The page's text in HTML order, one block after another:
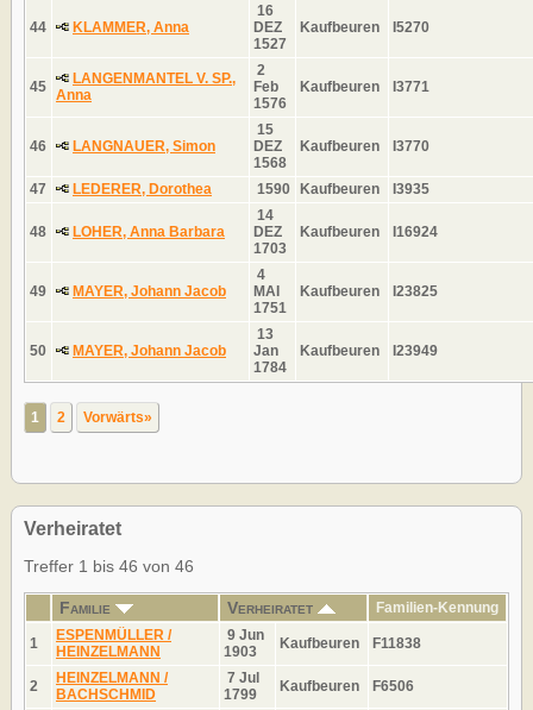
44 KLAMMER, Anna
16
DEZ
1527
Kaufbeuren I5270
45
LANGENMANTEL V. SP.,
Anna
2
Feb
1576
Kaufbeuren I3771
46 LANGNAUER, Simon
15
DEZ
1568
Kaufbeuren I3770
47 LEDERER, Dorothea 1590 Kaufbeuren I3935
48 LOHER, Anna Barbara
14
DEZ
1703
Kaufbeuren I16924
49 MAYER, Johann Jacob
4
MAI
1751
Kaufbeuren I23825
50 MAYER, Johann Jacob
13
Jan
1784
Kaufbeuren I23949
1 2 Vorwärts»
Verheiratet
Treffer 1 bis 46 von 46
Familie Verheiratet Familien-Kennung
1
ESPENMÜLLER /
HEINZELMANN
9 Jun
1903
Kaufbeuren F11838
2
HEINZELMANN /
BACHSCHMID
7 Jul
1799
Kaufbeuren F6506